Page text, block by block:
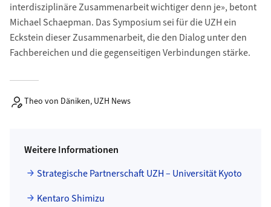
interdisziplinäre Zusammenarbeit wichtiger denn je», betont
Michael Schaepman. Das Symposium sei für die UZH ein
Eckstein dieser Zusammenarbeit, die den Dialog unter den
Fachbereichen und die gegenseitigen Verbindungen stärke.
Theo von Däniken, UZH News
Weitere Informationen
Strategische Partnerschaft UZH – Universität Kyoto
Kentaro Shimizu